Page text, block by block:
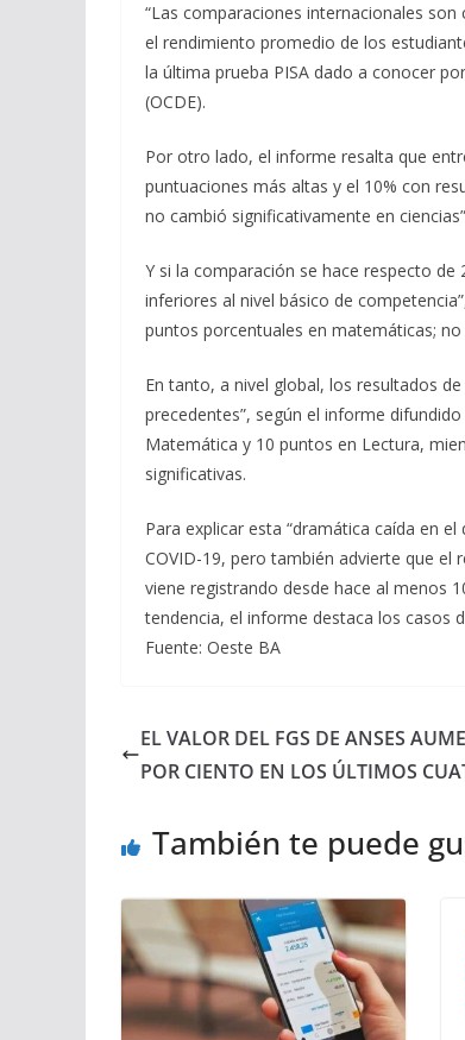
“Las comparaciones internacionales
el rendimiento promedio de los
la última prueba PISA dado a conocer
(OCDE).
Por otro lado, el informe resalta que
puntuaciones más altas y el 10% con
no cambió significativamente en
Y si la comparación se hace respecto
inferiores al nivel básico de
puntos porcentuales en matemáticas;
En tanto, a nivel global, los resultados
precedentes”, según el informe
Matemática y 10 puntos en Lectura,
significativas.
Para explicar esta “dramática caída en
COVID-19, pero también advierte que el
viene registrando desde hace al menos
tendencia, el informe destaca los casos
Fuente: Oeste BA
EL VALOR DEL FGS DE ANSES
POR CIENTO EN LOS ÚLTIMOS
También te puede